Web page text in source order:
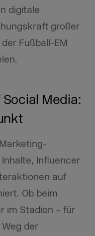
digitale
großer
Fußball-EM
Media:
Influencer
auf
Ob beim
im Stadion – für
der